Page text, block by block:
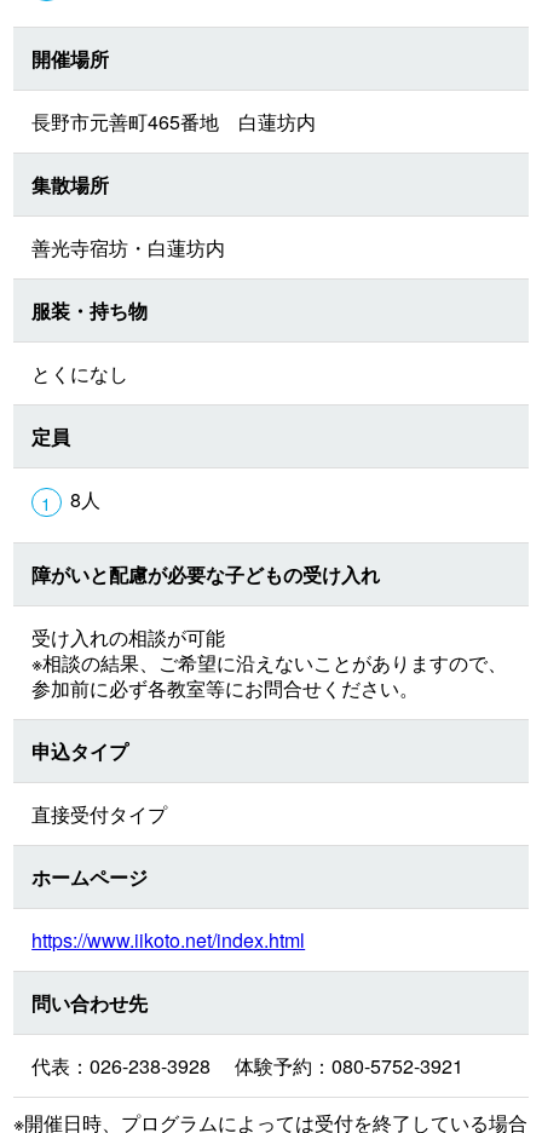
開催場所
長野市元善町465番地 白蓮坊内
集散場所
善光寺宿坊・白蓮坊内
服装・持ち物
とくになし
定員
8人
障がいと配慮が必要な子どもの受け入れ
受け入れの相談が可能
※相談の結果、ご希望に沿えないことがありますので、
参加前に必ず各教室等にお問合せください。
申込タイプ
直接受付タイプ
ホームページ
https://www.iikoto.net/index.html
問い合わせ先
代表：026-238-3928 体験予約：080-5752-3921
※開催日時、プログラムによっては受付を終了している場合